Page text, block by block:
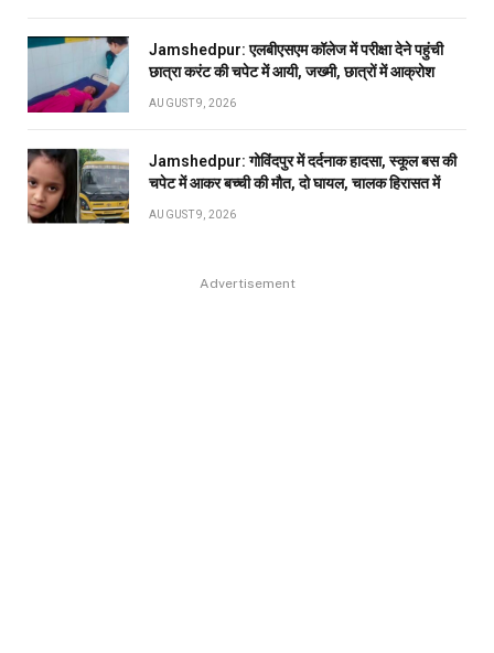
Jamshedpur: एलबीएसएम कॉलेज में परीक्षा देने पहुंची
छात्रा करंट की चपेट में आयी, जख्मी, छात्रों में आक्रोश
AUGUST 9, 2026
Jamshedpur: गोविंदपुर में दर्दनाक हादसा, स्कूल बस की
चपेट में आकर बच्ची की मौत, दो घायल, चालक हिरासत में
AUGUST 9, 2026
Advertisement